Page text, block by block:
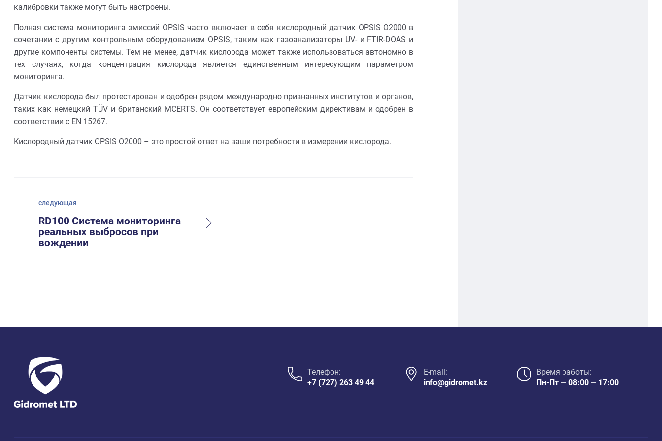
калибровки также могут быть настроены.
Полная система мониторинга эмиссий OPSIS часто включает в себя кислородный датчик OPSIS O2000 в
сочетании с другим контрольным оборудованием OPSIS, таким как газоанализаторы UV- и FTIR-DOAS и
другие компоненты системы. Тем не менее, датчик кислорода может также использоваться автономно в
тех случаях, когда концентрация кислорода является единственным интересующим параметром
мониторинга.
Датчик кислорода был протестирован и одобрен рядом международно признанных институтов и органов,
таких как немецкий TÜV и британский MCERTS. Он соответствует европейским директивам и одобрен в
соответствии с EN 15267.
Кислородный датчик OPSIS O2000 – это простой ответ на ваши потребности в измерении кислорода.
следующая
RD100 Система мониторинга
реальных выбросов при
вождении
Телефон:
+7 (727) 263 49 44
E-mail:
info@gidromet.kz
Время работы:
Пн-Пт — 08:00 — 17:00